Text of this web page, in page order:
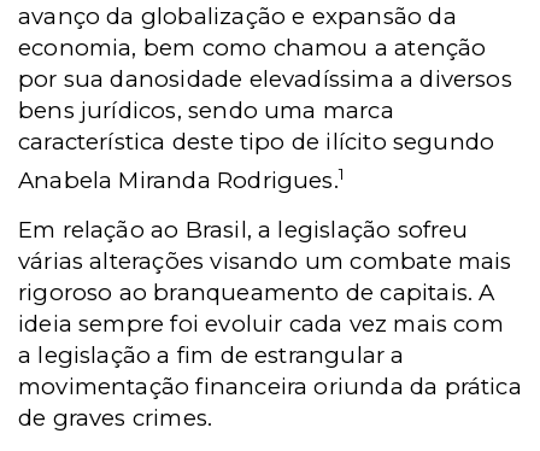
avanço da globalização e expansão da
economia, bem como chamou a atenção
por sua danosidade elevadíssima a diversos
bens jurídicos, sendo uma marca
característica deste tipo de ilícito segundo
Anabela Miranda Rodrigues.1
Em relação ao Brasil, a legislação sofreu
várias alterações visando um combate mais
rigoroso ao branqueamento de capitais. A
ideia sempre foi evoluir cada vez mais com
a legislação a fim de estrangular a
movimentação financeira oriunda da prática
de graves crimes.